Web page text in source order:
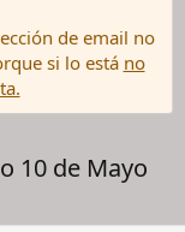
de email no
si lo está no
10 de Mayo